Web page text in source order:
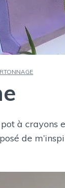
à crayons
de